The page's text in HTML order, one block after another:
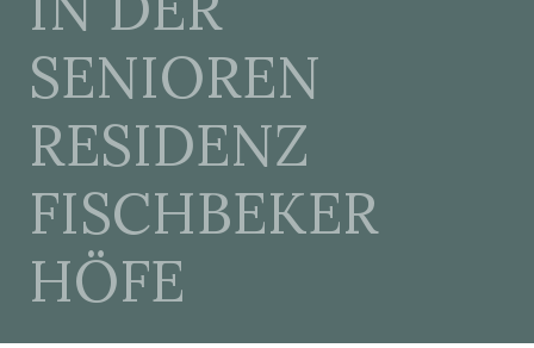
SENIOREN
RESIDENZ
FISCHBEKER
HÖFE